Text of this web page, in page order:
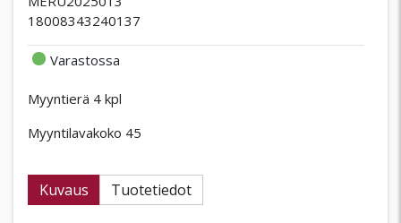
18008343240137
Varastossa
Myyntierä 4 kpl
Myyntilavakoko 45
Kuvaus Tuotetiedot